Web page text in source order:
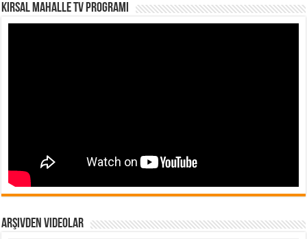
Kırsal Mahalle TV Programı
Arşivden Videolar